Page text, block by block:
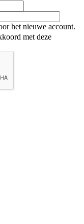
het nieuwe account.
met deze